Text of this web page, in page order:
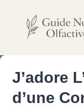
contenu
J’adore
d’une